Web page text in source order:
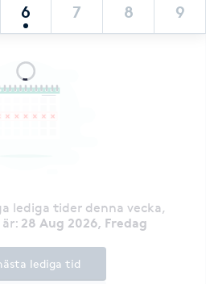
6 7 8 9
lediga tider denna vecka,
: 28 Aug 2026, Fredag
lediga tid